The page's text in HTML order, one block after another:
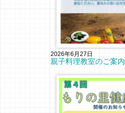
2026年6月27日
親子料理教室のご案内